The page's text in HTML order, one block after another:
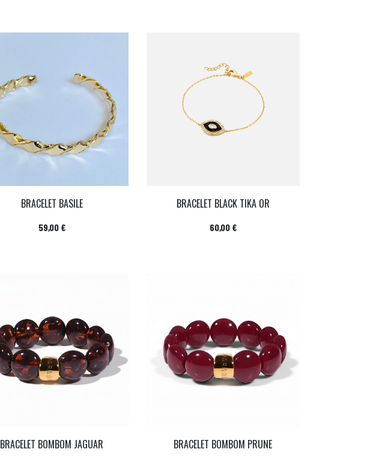
BRACELET BASILE
Prix
59,00 €
BRACELET BLACK TIKA OR
Prix
60,00 €
BRACELET BOMBOM JAGUAR BRACELET BOMBOM PRUNE